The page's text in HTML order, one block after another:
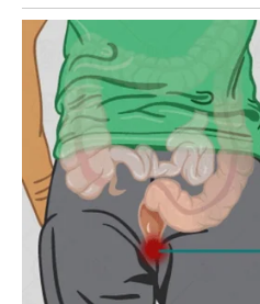
porodicu i bolje sutra.
Zvijezde sada nagrađuju
nesebičnost.
Sve ono što ste ulagali vraća
finansijski uspjeh, poslovni
život konačno pruža ono što
Završna poruka